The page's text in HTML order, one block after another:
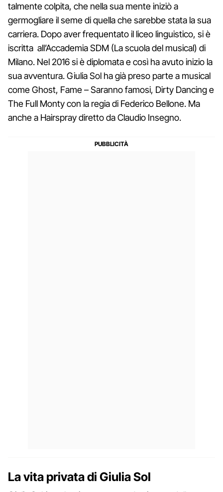
talmente colpita, che nella sua mente iniziò a
germogliare il seme di quella che sarebbe stata la sua
carriera. Dopo aver frequentato il liceo linguistico, si è
iscritta all’Accademia SDM (La scuola del musical) di
Milano. Nel 2016 si è diplomata e così ha avuto inizio la
sua avventura. Giulia Sol ha già preso parte a musical
come Ghost, Fame – Saranno famosi, Dirty Dancing e
The Full Monty con la regia di Federico Bellone. Ma
anche a Hairspray diretto da Claudio Insegno.
La vita privata di Giulia Sol